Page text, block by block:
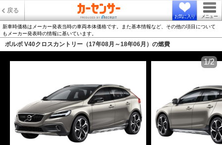
戻る
お気に入り メニュー
新車時価格はメーカー発表当時の車両本体価格です。また基本情報など、その他の項目について
もメーカー発表時の情報に基いています。
ボルボ V40クロスカントリー（17年08月～18年06月）の燃費
1/2